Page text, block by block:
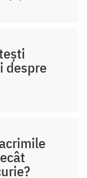
despre